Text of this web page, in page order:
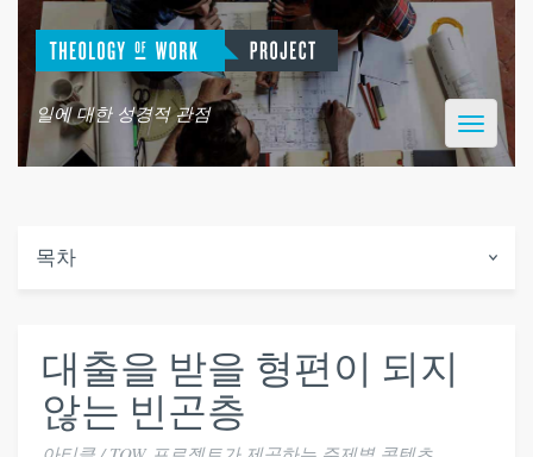
일에 대한 성경적 관점
Toggle
목차
대출을 받을 형편이 되지
않는 빈곤층